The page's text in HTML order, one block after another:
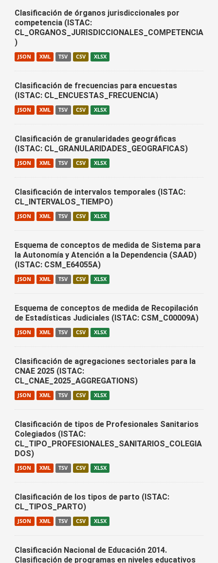
Clasificación de órganos jurisdiccionales por
competencia (ISTAC:
CL_ORGANOS_JURISDICCIONALES_COMPETENCIA
)
JSON XML TSV CSV XLSX
Clasificación de frecuencias para encuestas
(ISTAC: CL_ENCUESTAS_FRECUENCIA)
JSON XML TSV CSV XLSX
Clasificación de granularidades geográficas
(ISTAC: CL_GRANULARIDADES_GEOGRAFICAS)
JSON XML TSV CSV XLSX
Clasificación de intervalos temporales (ISTAC:
CL_INTERVALOS_TIEMPO)
JSON XML TSV CSV XLSX
Esquema de conceptos de medida de Sistema para
la Autonomía y Atención a la Dependencia (SAAD)
(ISTAC: CSM_E64055A)
JSON XML TSV CSV XLSX
Esquema de conceptos de medida de Recopilación
de Estadísticas Judiciales (ISTAC: CSM_C00009A)
JSON XML TSV CSV XLSX
Clasificación de agregaciones sectoriales para la
CNAE 2025 (ISTAC:
CL_CNAE_2025_AGGREGATIONS)
JSON XML TSV CSV XLSX
Clasificación de tipos de Profesionales Sanitarios
Colegiados (ISTAC:
CL_TIPO_PROFESIONALES_SANITARIOS_COLEGIA
DOS)
JSON XML TSV CSV XLSX
Clasificación de los tipos de parto (ISTAC:
CL_TIPOS_PARTO)
JSON XML TSV CSV XLSX
Clasificación Nacional de Educación 2014.
Clasificación de programas en niveles educativos